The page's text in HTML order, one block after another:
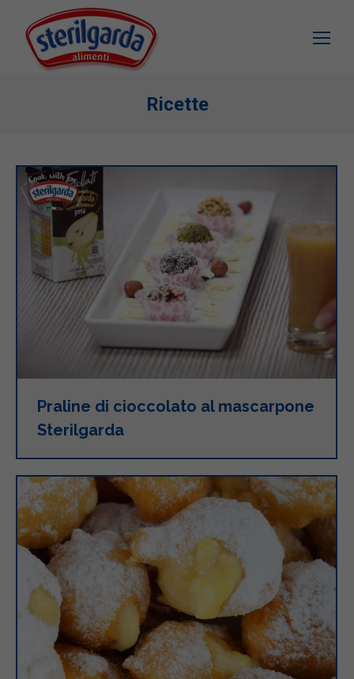
Ricette
Praline di cioccolato al mascarpone
Sterilgarda